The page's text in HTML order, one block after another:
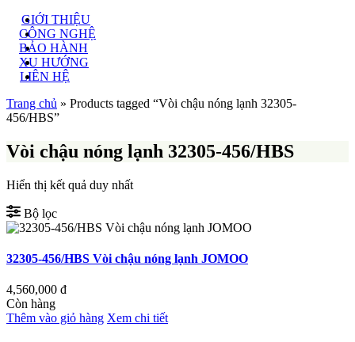
GIỚI THIỆU
CÔNG NGHỆ
BẢO HÀNH
XU HƯỚNG
LIÊN HỆ
Trang chủ » Products tagged “Vòi chậu nóng lạnh 32305-
456/HBS”
Vòi chậu nóng lạnh 32305-456/HBS
Hiển thị kết quả duy nhất
Bộ lọc
32305-456/HBS Vòi chậu nóng lạnh JOMOO
4,560,000 đ
Còn hàng
Thêm vào giỏ hàng Xem chi tiết